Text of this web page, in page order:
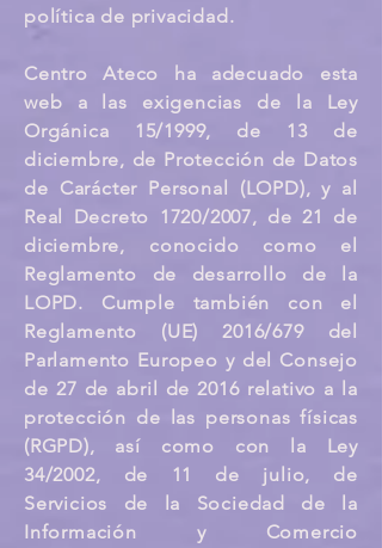
política de privacidad.
Centro Ateco ha adecuado esta
web a las exigencias de la Ley
Orgánica 15/1999, de 13 de
diciembre, de Protección de Datos
de Carácter Personal (LOPD), y al
Real Decreto 1720/2007, de 21 de
diciembre, conocido como el
Reglamento de desarrollo de la
LOPD. Cumple también con el
Reglamento (UE) 2016/679 del
Parlamento Europeo y del Consejo
de 27 de abril de 2016 relativo a la
protección de las personas físicas
(RGPD), así como con la Ley
34/2002, de 11 de julio, de
Servicios de la Sociedad de la
Información y Comercio